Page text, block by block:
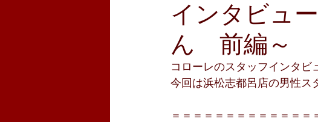
浜松市野店 サンストリート浜
PC関係・コンテンツ お客様の声
インタビュ
ん 前編～
コローレのスタッフインタビ
今回は浜松志都呂店の男性ス
＝＝＝＝＝＝＝＝＝＝＝＝＝